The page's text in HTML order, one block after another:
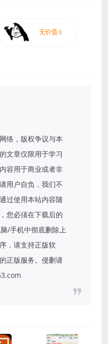
络，版权争议与本
文章仅限用于学习
容用于商业或者非
用户自负，我们不
过使用本站内容随
您必须在下载后的
/手机中彻底删除上
，请支持正版软
正版服务。侵删请